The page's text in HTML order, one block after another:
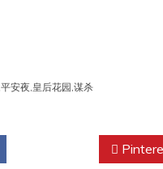
平安夜 皇后花园 谋杀